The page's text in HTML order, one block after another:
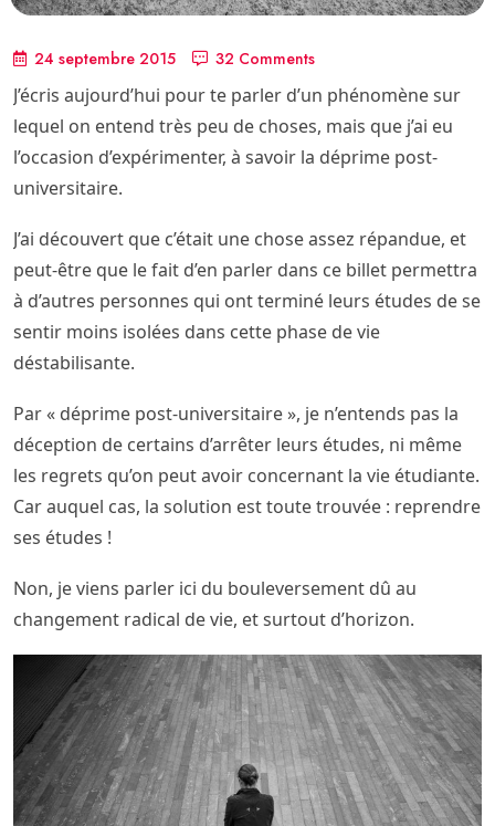
24 septembre 2015 32 Comments
J’écris aujourd’hui pour te parler d’un phénomène sur
lequel on entend très peu de choses, mais que j’ai eu
l’occasion d’expérimenter, à savoir la déprime post-
universitaire.
J’ai découvert que c’était une chose assez répandue, et
peut-être que le fait d’en parler dans ce billet permettra
à d’autres personnes qui ont terminé leurs études de se
sentir moins isolées dans cette phase de vie
déstabilisante.
Par « déprime post-universitaire », je n’entends pas la
déception de certains d’arrêter leurs études, ni même
les regrets qu’on peut avoir concernant la vie étudiante.
Car auquel cas, la solution est toute trouvée : reprendre
ses études !
Non, je viens parler ici du bouleversement dû au
changement radical de vie, et surtout d’horizon.